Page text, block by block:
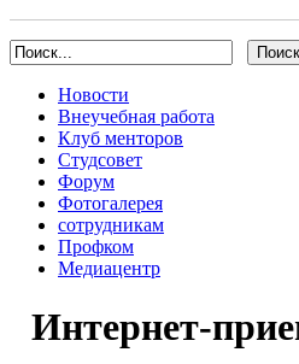
Новости
Внеучебная работа
Клуб менторов
Студсовет
Форум
Фотогалерея
сотрудникам
Профком
Медиацентр
Интернет-